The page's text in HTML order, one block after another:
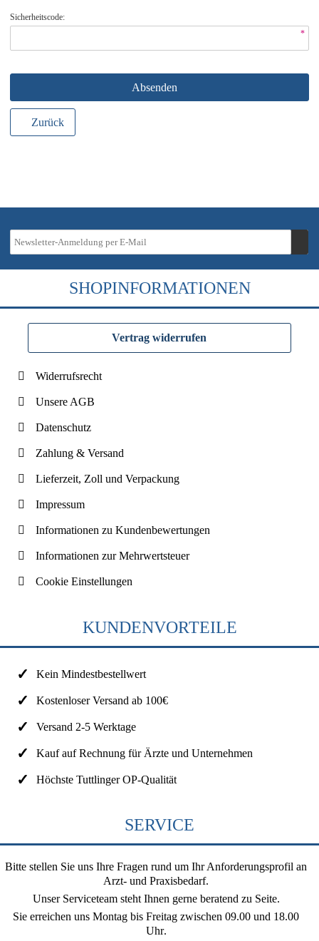
Sicherheitscode:
*
Absenden
Zurück
SHOPINFORMATIONEN
Vertrag widerrufen
Widerrufsrecht
Unsere AGB
Datenschutz
Zahlung & Versand
Lieferzeit, Zoll und Verpackung
Impressum
Informationen zu Kundenbewertungen
Informationen zur Mehrwertsteuer
Cookie Einstellungen
KUNDENVORTEILE
Kein Mindestbestellwert
Kostenloser Versand ab 100€
Versand 2-5 Werktage
Kauf auf Rechnung für Ärzte und Unternehmen
Höchste Tuttlinger OP-Qualität
SERVICE
Bitte stellen Sie uns Ihre Fragen rund um Ihr Anforderungsprofil an
Arzt- und Praxisbedarf.
Unser Serviceteam steht Ihnen gerne beratend zu Seite.
Sie erreichen uns Montag bis Freitag zwischen 09.00 und 18.00
Uhr.